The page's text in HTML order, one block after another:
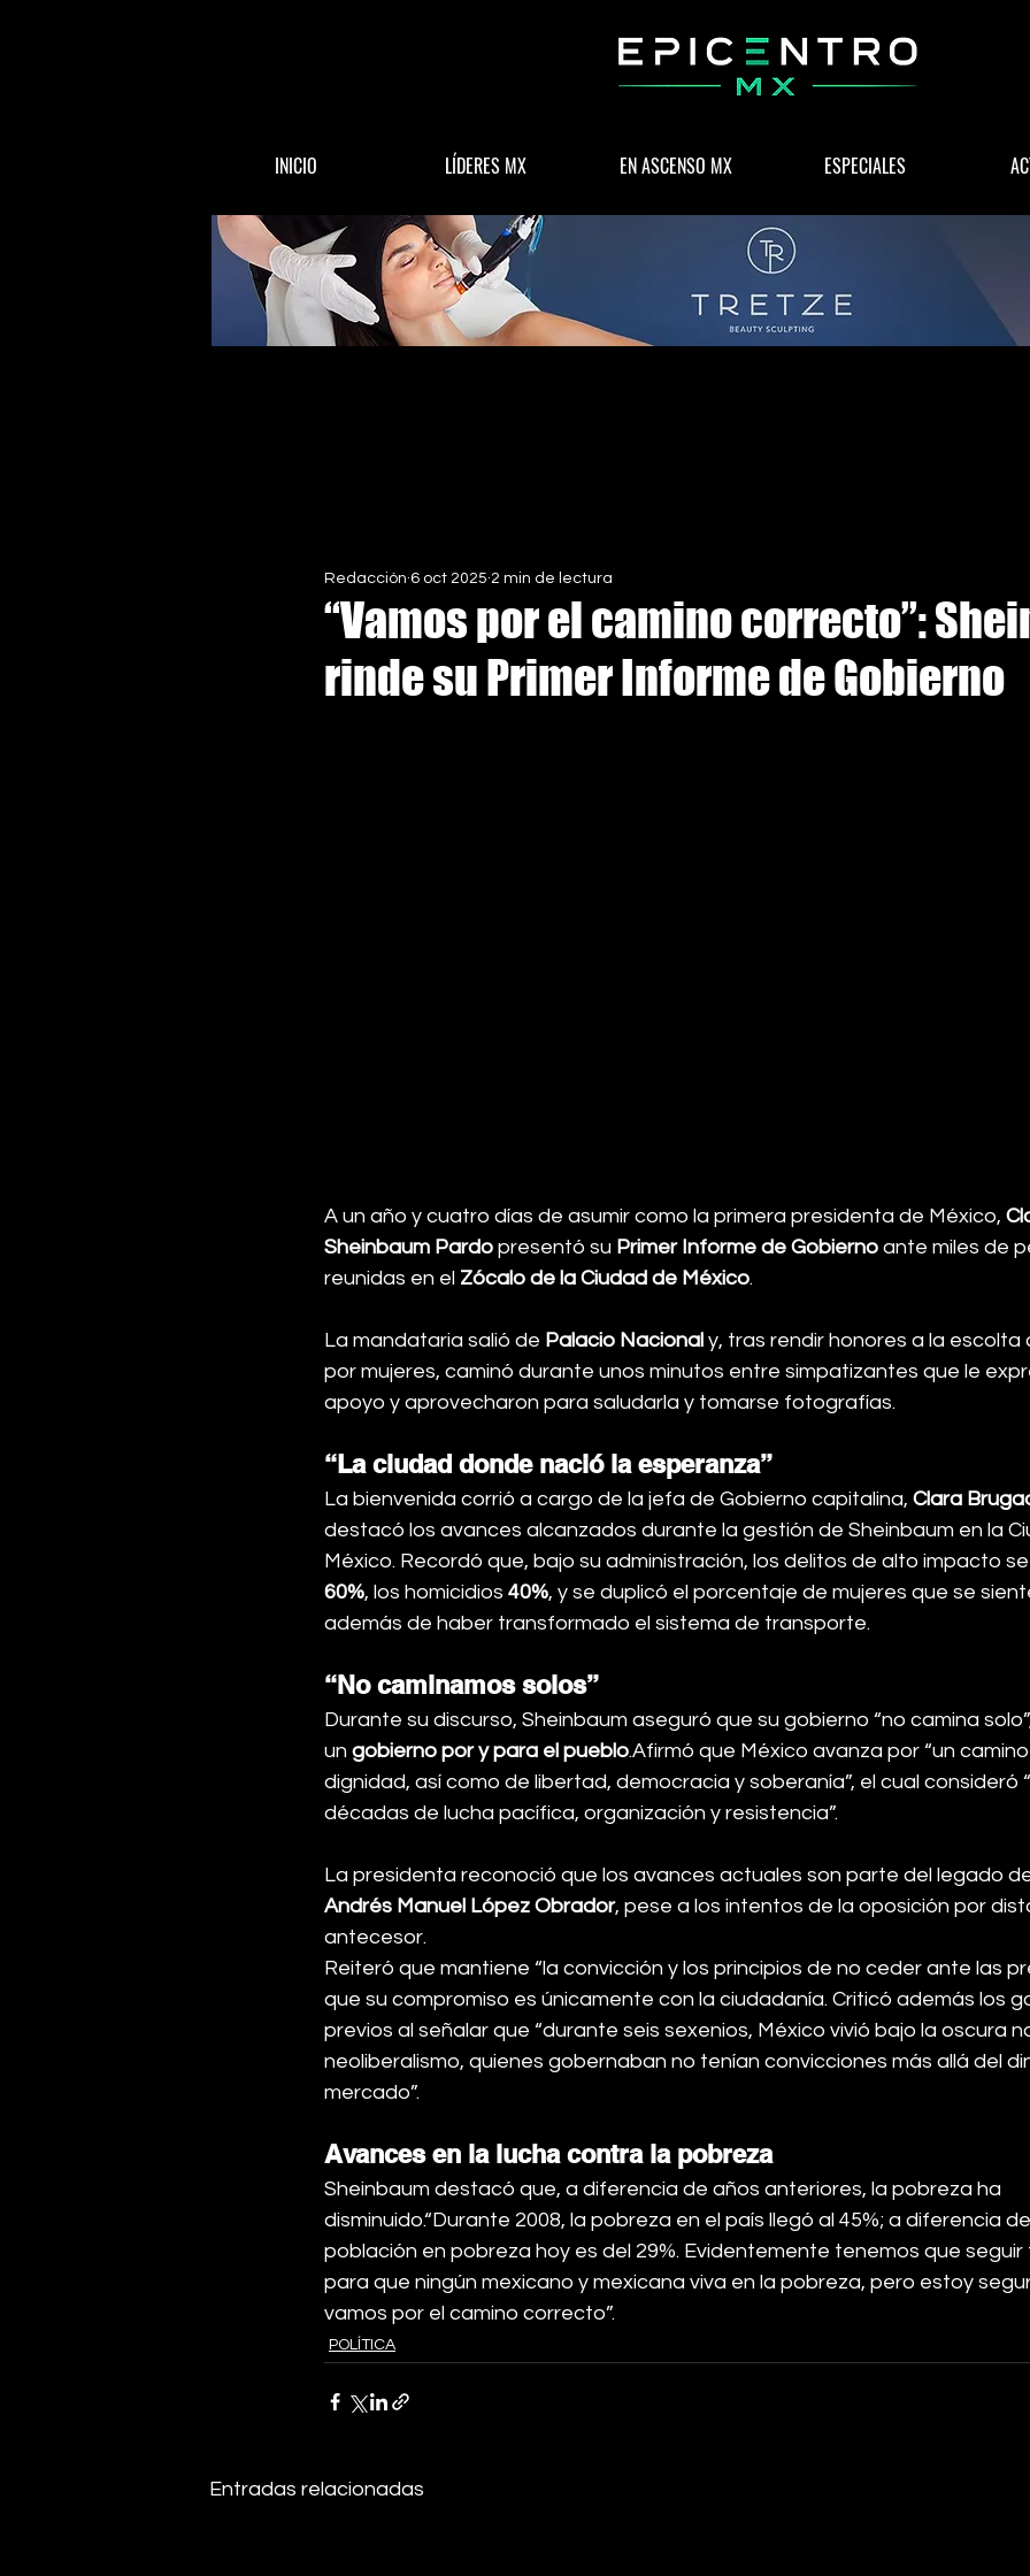
INICIO LÍDERES MX EN ASCENSO MX ESPECIALES
“Vamos por el camino correcto”:
rinde su Primer Informe de Gobierno
Redacción 6 oct 2025 2 min de lectura
A un año y cuatro días de asumir como la primera presidenta de México,
Sheinbaum Pardo presentó su Primer Informe de Gobierno ante miles de
reunidas en el Zócalo de la Ciudad de México.
La mandataria salió de Palacio Nacional y, tras rendir honores a la
por mujeres, caminó durante unos minutos entre simpatizantes que le
apoyo y aprovecharon para saludarla y tomarse fotografías.
“La ciudad donde nació la esperanza”
La bienvenida corrió a cargo de la jefa de Gobierno capitalina, Clara
destacó los avances alcanzados durante la gestión de Sheinbaum en la
México. Recordó que, bajo su administración, los delitos de alto impacto
60%, los homicidios 40%, y se duplicó el porcentaje de mujeres que se
además de haber transformado el sistema de transporte.
“No caminamos solos”
Durante su discurso, Sheinbaum aseguró que su gobierno “no camina
un gobierno por y para el pueblo.Afirmó que México avanza por “un
dignidad, así como de libertad, democracia y soberanía”, el cual consideró
décadas de lucha pacífica, organización y resistencia”.
La presidenta reconoció que los avances actuales son parte del legado
Andrés Manuel López Obrador, pese a los intentos de la oposición por
antecesor.
Reiteró que mantiene “la convicción y los principios de no ceder ante las
que su compromiso es únicamente con la ciudadanía. Criticó además los
previos al señalar que “durante seis sexenios, México vivió bajo la oscura
neoliberalismo, quienes gobernaban no tenían convicciones más allá del
mercado”.
Avances en la lucha contra la pobreza
Sheinbaum destacó que, a diferencia de años anteriores, la pobreza ha
disminuido.“Durante 2008, la pobreza en el país llegó al 45%; a diferencia
población en pobreza hoy es del 29%. Evidentemente tenemos que
para que ningún mexicano y mexicana viva en la pobreza, pero estoy
vamos por el camino correcto”.
POLÍTICA
Entradas relacionadas